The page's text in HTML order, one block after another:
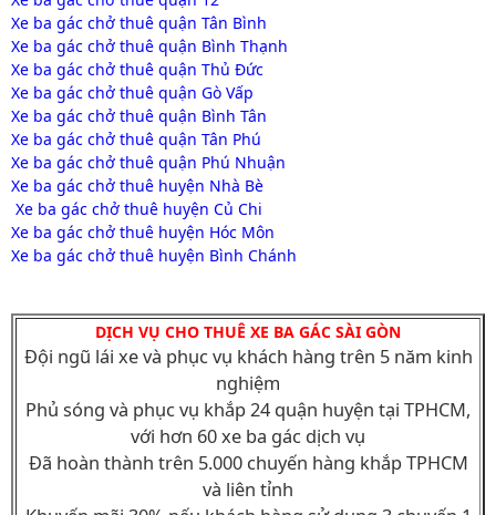
Xe ba gác chở thuê quận Tân Bình
Xe ba gác chở thuê quận Bình Thạnh
Xe ba gác chở thuê quận Thủ Đức
Xe ba gác chở thuê quận Gò Vấp
Xe ba gác chở thuê quận Bình Tân
Xe ba gác chở thuê quận Tân Phú
Xe ba gác chở thuê quận Phú Nhuận
Xe ba gác chở thuê huyện Nhà Bè
Xe ba gác chở thuê huyện Củ Chi
Xe ba gác chở thuê huyện Hóc Môn
Xe ba gác chở thuê huyện Bình Chánh
DỊCH VỤ CHO THUÊ XE BA GÁC SÀI GÒN
Đội ngũ lái xe và phục vụ khách hàng trên 5 năm kinh
nghiệm
Phủ sóng và phục vụ khắp 24 quận huyện tại TPHCM,
với hơn 60 xe ba gác dịch vụ
Đã hoàn thành trên 5.000 chuyến hàng khắp TPHCM
và liên tỉnh